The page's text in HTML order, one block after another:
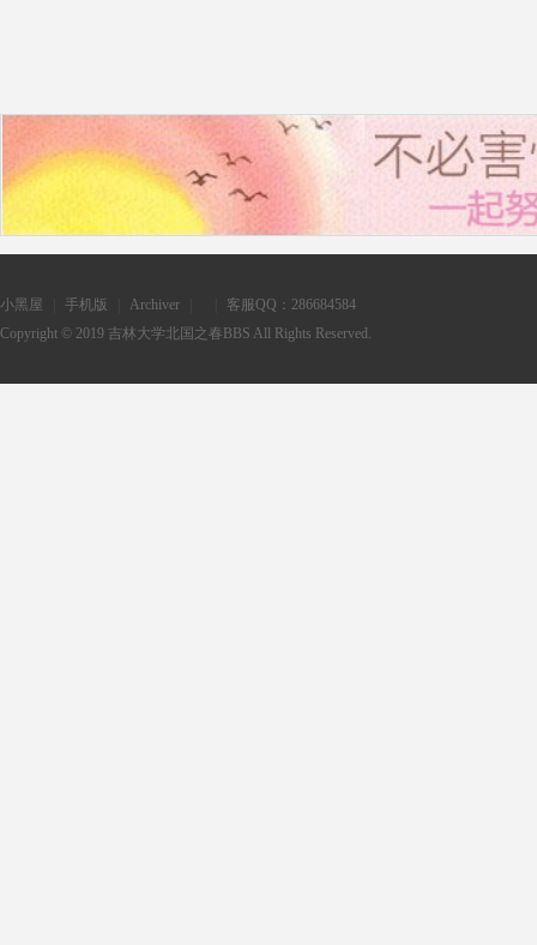
小黑屋 手机版 Archiver
客服QQ：286684584
Copyright © 2019 吉林大学北国之春BBS All Rights Reserved.